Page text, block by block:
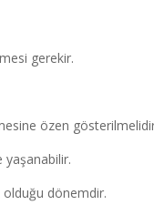
gerekir.
özen
yaşanabilir.
olduğu dönemdir.